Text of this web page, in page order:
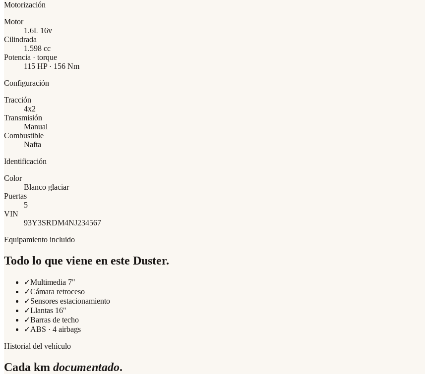
Motorización
Motor
1.6L 16v
Cilindrada
1.598 cc
Potencia · torque
115 HP · 156 Nm
Configuración
Tracción
4x2
Transmisión
Manual
Combustible
Nafta
Identificación
Color
Blanco glaciar
Puertas
5
VIN
93Y3SRDM4NJ234567
Equipamiento incluido
Todo lo que viene en este Duster.
✓Multimedia 7"
✓Cámara retroceso
✓Sensores estacionamiento
✓Llantas 16"
✓Barras de techo
✓ABS · 4 airbags
Historial del vehículo
Cada km documentado.